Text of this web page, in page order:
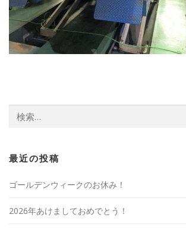
索:
最近の投稿
ゴールデンウィークのお休み！
2026年あけましておめでとう！